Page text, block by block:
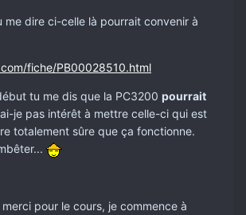
me dire ci-celle là pourrait convenir à
fiche/PB00028510.html
tu me dis que la PC3200 pourrait
je pas intérêt à mettre celle-ci qui est
totalement sûre que ça fonctionne.
pour le cours, je commence à